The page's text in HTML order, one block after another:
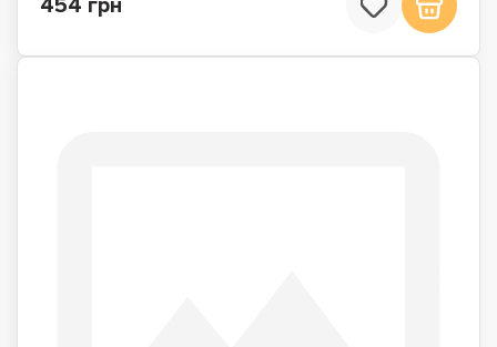
454 грн